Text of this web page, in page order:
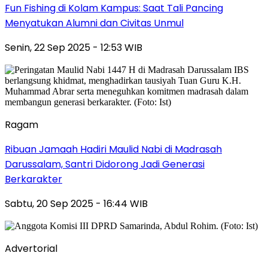
Fun Fishing di Kolam Kampus: Saat Tali Pancing
Menyatukan Alumni dan Civitas Unmul
Senin, 22 Sep 2025 - 12:53 WIB
Ragam
Ribuan Jamaah Hadiri Maulid Nabi di Madrasah
Darussalam, Santri Didorong Jadi Generasi
Berkarakter
Sabtu, 20 Sep 2025 - 16:44 WIB
Advertorial